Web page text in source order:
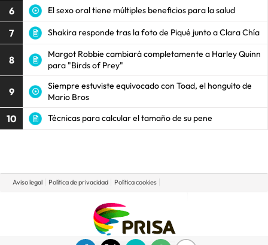
6 El sexo oral tiene múltiples beneficios para la salud
7 Shakira responde tras la foto de Piqué junto a Clara Chía
8
Margot Robbie cambiará completamente a Harley Quinn
para "Birds of Prey"
9
Siempre estuviste equivocado con Toad, el honguito de
Mario Bros
10 Técnicas para calcular el tamaño de su pene
Aviso legal Política de privacidad Política cookies